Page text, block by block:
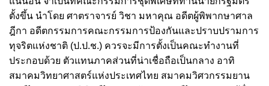
ตั้งขึ้น นำโดย ศาตราจารย์ วิชา มหาคุณ อดีตผู้พิพากษาศาล
ฎีกา อดีตกรรมการคณะกรรมการป้องกันและปราบปรามการ
ทุจริตแห่งชาติ (ป.ป.ช.) ควรจะมีการตั้งเป็นคณะทำงานที่
ประกอบด้วย ตัวแทนภาคส่วนที่น่าเชื่อถือเป็นกลาง อาทิ
สมาคมวิทยาศาสตร์แห่งประเทศไทย สมาคมวิศวกรรมยาน